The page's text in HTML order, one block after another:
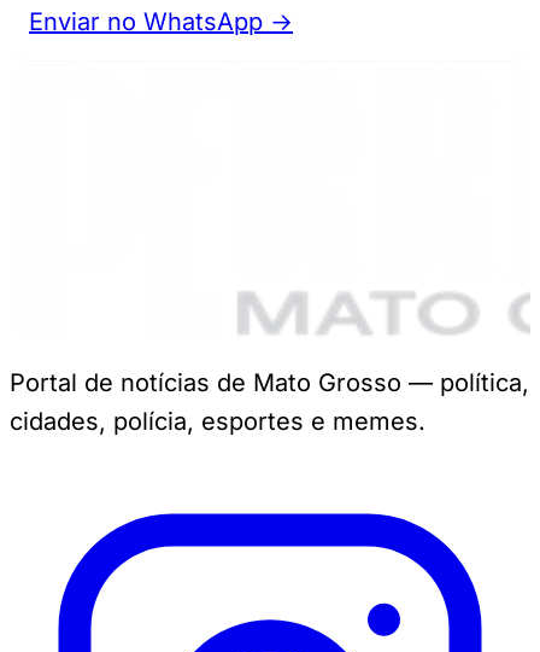
Enviar no WhatsApp →
Portal de notícias de Mato Grosso — política,
cidades, polícia, esportes e memes.